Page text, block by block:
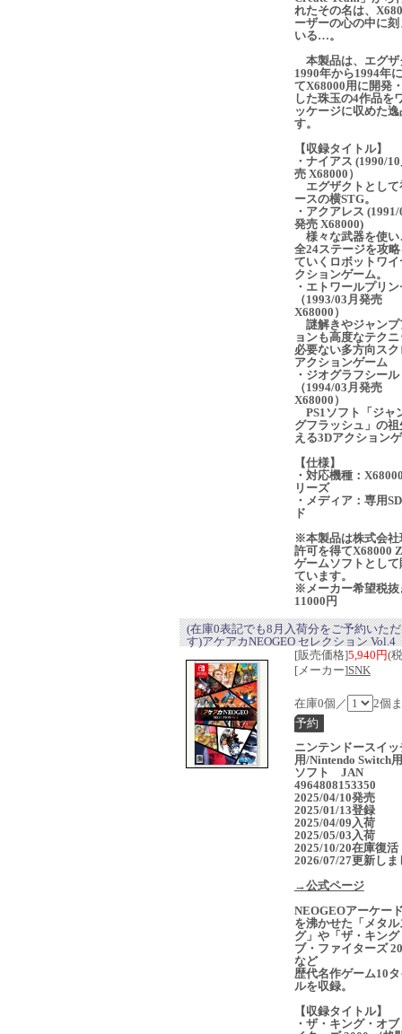
れたその名は、
ーザーの心の中に
いる…。
本製品は、エグザ
1990年から1994年
てX68000用に開発
した珠玉の4作品を
ッケージに収めた逸
す。
【収録タイトル】
・ナイアス (1990/
売 X68000）
エグザクトとして
ースの横STG。
・アクアレス
発売 X68000)
様々な武器を使い
全24ステージを攻
ていくロボットワイ
クションゲーム。
・エトワールプリ
（1993/03月発売
X68000）
謎解きやジャンプ
ョンも高度なテク
必要ない多方向ス
アクションゲーム
・ジオグラフシール
（1994/03月発売
X68000）
PS1ソフト「ジャ
グフラッシュ」の
える3Dアクション
【仕様】
・対応機種：
リーズ
・メディア：専用
ド
※本製品は株式会社
許可を得てX68000
ゲームソフトとして
ています。
※メーカー希望税抜
11000円
(在庫0表記でも8月入荷分をご予約いた
す)アケアカNEOGEO セレクション Vol.4
[販売価格]5,940円(
[メーカー]SNK
在庫0個／ 2個
ニンテンドースイッ
用/Nintendo Switch
ソフト JAN
4964808153350
2025/04/10発売
2025/01/13登録
2025/04/09入荷
2025/05/03入荷
2025/10/20在庫復活
2026/07/27更新しま
→公式ページ
NEOGEOアーケー
を沸かせた「メタ
グ」や「ザ・キング
ブ・ファイターズ
など
歴代名作ゲーム10
ルを収録。
【収録タイトル】
・ザ・キング・オ